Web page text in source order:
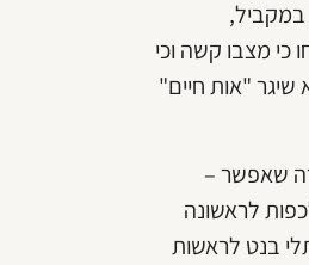
במקביל,
כי מצבו קשה וכי
"אות חיים"
שאפשר –
לראשונה
בנט לראשות